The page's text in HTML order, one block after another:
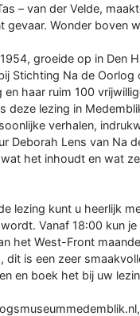
– van der Velde,
gevaar. Wonder boven
groeide op in Den
Stichting Na de
haar ruim 100
deze lezing in
verhalen,
Deborah Lens van Na
het inhoudt en wat
lezing kunt u heerlijk
Vanaf 18:00 kun
het West-Front
dit is een zeer
en boek het bij uw